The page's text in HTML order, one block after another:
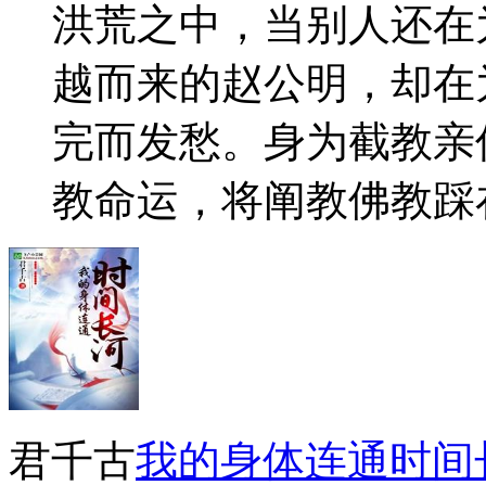
洪荒之中，当别人还
越而来的赵公明，却
完而发愁。身为截教
教命运，将阐教佛教
君千古我的身体连通时间